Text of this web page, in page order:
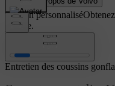
Soutien personnalisé
voiture.
Connexion
Entretien des coussins